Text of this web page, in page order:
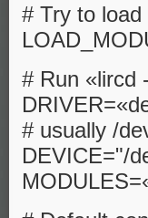
# Try to
# Run «lircd
# usually /
DEVICE="/